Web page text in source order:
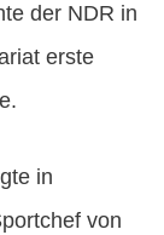
der NDR in
erste
in
von